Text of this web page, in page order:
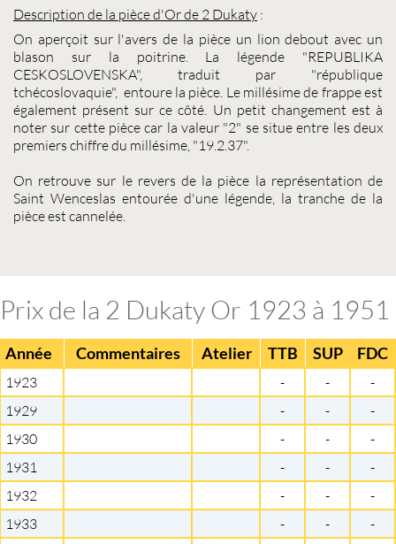
Description de la pièce d'Or de 2 Dukaty :
On aperçoit sur l'avers de la pièce un lion debout avec un
blason sur la poitrine. La légende "REPUBLIKA
CESKOSLOVENSKA", traduit par "république
tchécoslovaquie", entoure la pièce. Le millésime de frappe est
également présent sur ce côté. Un petit changement est à
noter sur cette pièce car la valeur "2" se situe entre les deux
premiers chiffre du millésime, "19.2.37".
On retrouve sur le revers de la pièce la représentation de
Saint Wenceslas entourée d'une légende, la tranche de la
pièce est cannelée.
Prix de la 2 Dukaty Or 1923 à 1951
Année Commentaires Atelier TTB SUP FDC
1923 - -
-
1929
- -
-
1930
- -
-
1931
- -
-
1932
- -
-
1933
- -
-